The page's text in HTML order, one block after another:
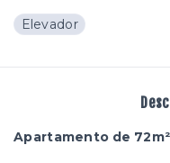
Elevador
Apartamento de